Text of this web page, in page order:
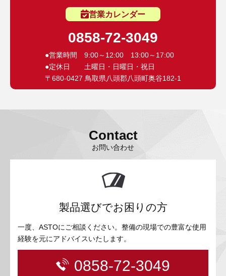
営業カレンダー
0858-72-3049
●営業時間 9:00～12:00 13:00～17:00
●定休日 土曜日・日曜日・祝日
〒680-0427 鳥取県八頭郡八頭町奥谷182-1
Contact
お問い合わせ
製品選びでお困りの方
一度、ASTOにご相談ください。整備の現場での豊富な使用
経験を元にアドバイスいたします。
0858-72-3049